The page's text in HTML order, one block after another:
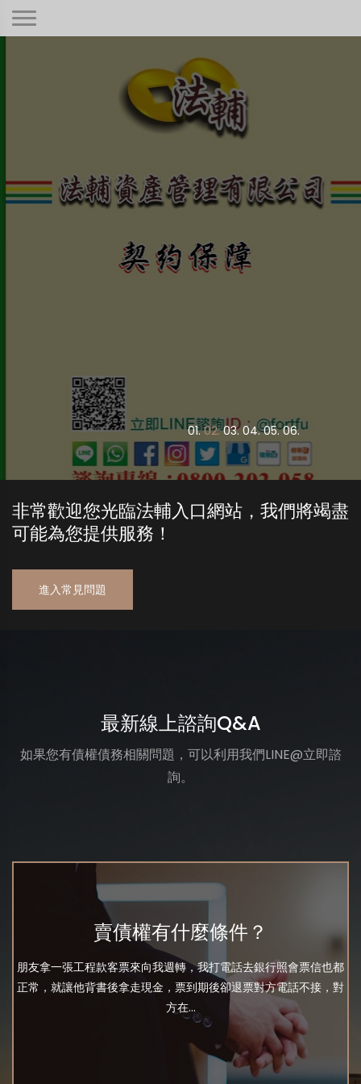
本公司秉持著合情合理合法、正規經
營、健全制度，只要是合法有憑據的債
01. 02. 03. 04. 05. 06.
非常歡迎您光臨法輔入口網站，我們將竭盡
可能為您提供服務！
進入常見問題
最新線上諮詢Q&A
如果您有債權債務相關問題，可以利用我們LINE@立即諮
詢。
賣債權有什麼條件？
朋友拿一張工程款客票來向我週轉，我打電話去銀行照會票信也都
正常，就讓他背書後拿走現金，票到期後卻退票對方電話不接，對
方在...